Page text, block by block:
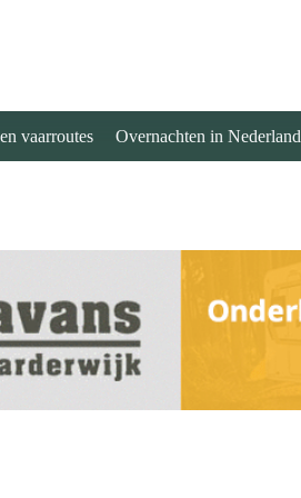
vaarroutes Overnachten in Nederland